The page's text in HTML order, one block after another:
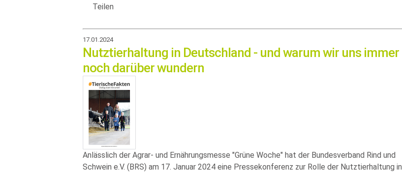
Teilen
17.01.2024
Nutztierhaltung in Deutschland - und warum wir uns immer
noch darüber wundern
Anlässlich der Agrar- und Ernährungsmesse Grüne Woche hat der Bundesverband Rind und
Schwein e.V. (BRS) am 17. Januar 2024 eine Pressekonferenz zur Rolle der Nutztierhaltung in